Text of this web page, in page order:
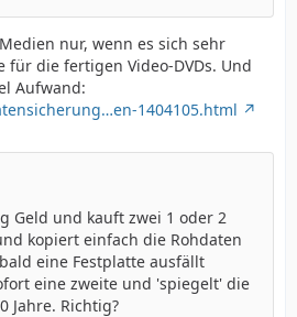
nur, wenn es sich sehr
für die fertigen Video-DVDs. Und
Aufwand:
1404105.html
Geld und kauft zwei 1 oder 2
kopiert einfach die Rohdaten
eine Festplatte ausfällt
eine zweite und 'spiegelt' die
Jahre. Richtig?